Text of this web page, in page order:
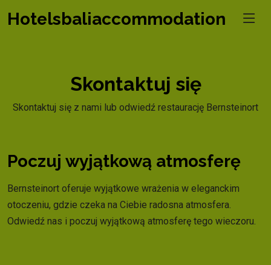
Hotelsbaliaccommodation
Skontaktuj się
Skontaktuj się z nami lub odwiedź restaurację Bernsteinort
Poczuj wyjątkową atmosferę
Bernsteinort oferuje wyjątkowe wrażenia w eleganckim
otoczeniu, gdzie czeka na Ciebie radosna atmosfera.
Odwiedź nas i poczuj wyjątkową atmosferę tego wieczoru.